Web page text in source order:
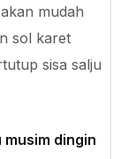
mudah
sol karet
sisa salju
dingin